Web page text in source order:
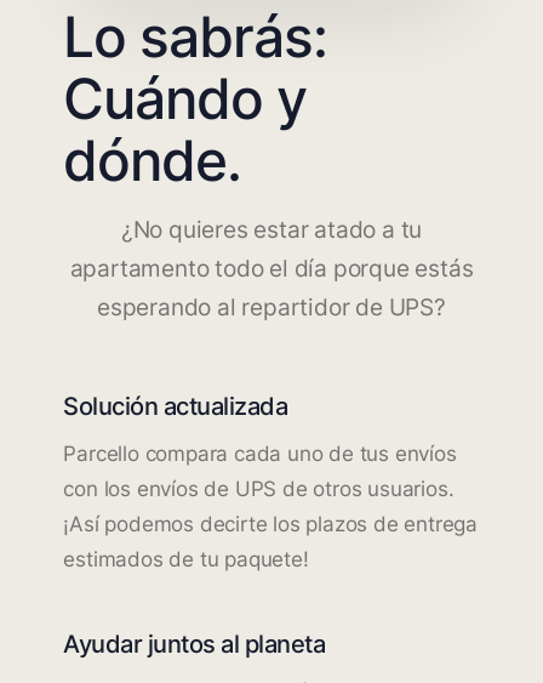
Lo sabrás:
Cuándo y
dónde.
¿No quieres estar atado a tu
apartamento todo el día porque estás
esperando al repartidor de UPS?
Solución actualizada
Parcello compara cada uno de tus envíos
con los envíos de UPS de otros usuarios.
¡Así podemos decirte los plazos de entrega
estimados de tu paquete!
Ayudar juntos al planeta